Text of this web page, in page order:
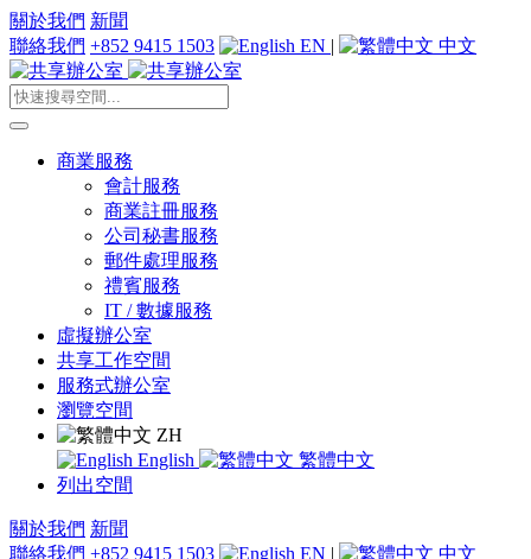
關於我們 新聞
聯絡我們 +852 9415 1503 EN | 中文
商業服務
會計服務
商業註冊服務
公司秘書服務
郵件處理服務
禮賓服務
IT / 數據服務
虛擬辦公室
共享工作空間
服務式辦公室
瀏覽空間
ZH
English
繁體中文
列出空間
關於我們 新聞
聯絡我們 +852 9415 1503 EN | 中文